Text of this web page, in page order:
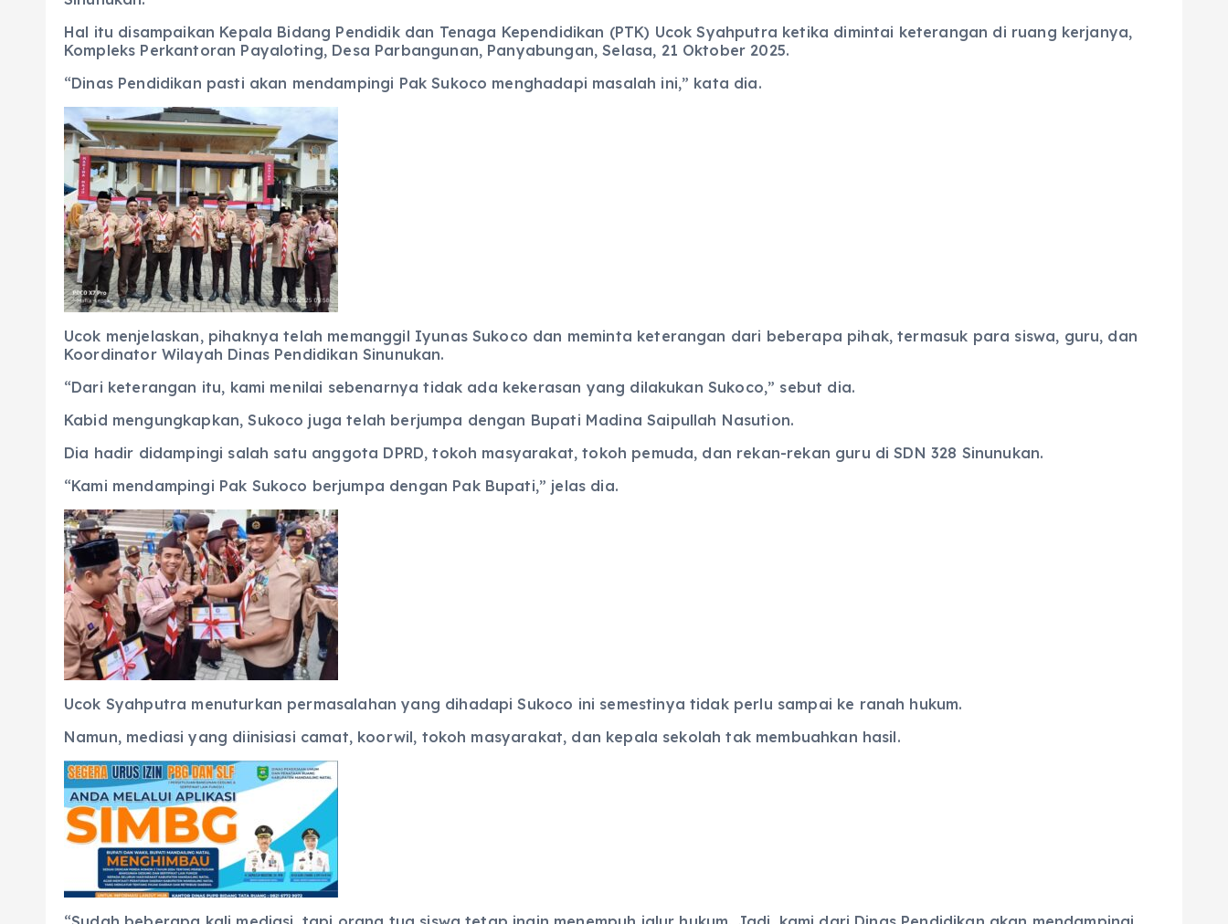
Hal itu disampaikan Kepala Bidang Pendidik dan Tenaga Kependidikan (PTK) Ucok Syahputra ketika dimintai keterangan di ruang kerjanya,
Kompleks Perkantoran Payaloting, Desa Parbangunan, Panyabungan, Selasa, 21 Oktober 2025.
“Dinas Pendidikan pasti akan mendampingi Pak Sukoco menghadapi masalah ini,” kata dia.
Ucok menjelaskan, pihaknya telah memanggil Iyunas Sukoco dan meminta keterangan dari beberapa pihak, termasuk para siswa, guru, dan
Koordinator Wilayah Dinas Pendidikan Sinunukan.
“Dari keterangan itu, kami menilai sebenarnya tidak ada kekerasan yang dilakukan Sukoco,” sebut dia.
Kabid mengungkapkan, Sukoco juga telah berjumpa dengan Bupati Madina Saipullah Nasution.
Dia hadir didampingi salah satu anggota DPRD, tokoh masyarakat, tokoh pemuda, dan rekan-rekan guru di SDN 328 Sinunukan.
“Kami mendampingi Pak Sukoco berjumpa dengan Pak Bupati,” jelas dia.
Ucok Syahputra menuturkan permasalahan yang dihadapi Sukoco ini semestinya tidak perlu sampai ke ranah hukum.
Namun, mediasi yang diinisiasi camat, koorwil, tokoh masyarakat, dan kepala sekolah tak membuahkan hasil.